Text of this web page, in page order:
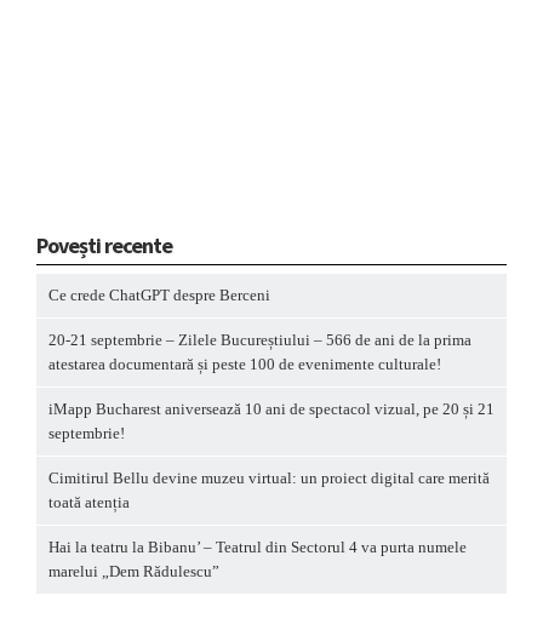
Povești recente
Ce crede ChatGPT despre Berceni
20-21 septembrie – Zilele Bucureștiului – 566 de ani de la prima
atestarea documentară și peste 100 de evenimente culturale!
iMapp Bucharest aniversează 10 ani de spectacol vizual, pe 20 și 21
septembrie!
Cimitirul Bellu devine muzeu virtual: un proiect digital care merită
toată atenția
Hai la teatru la Bibanu’ – Teatrul din Sectorul 4 va purta numele
marelui „Dem Rădulescu”